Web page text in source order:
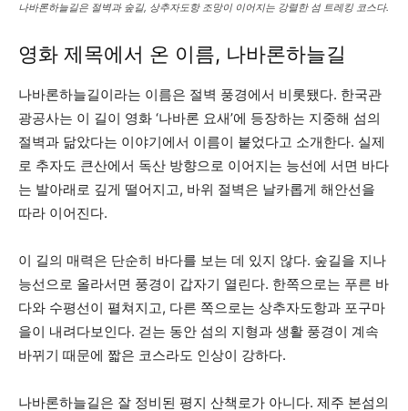
나바론하늘길은 절벽과 숲길, 상추자도항 조망이 이어지는 강렬한 섬 트레킹 코스다.
영화 제목에서 온 이름, 나바론하늘길
나바론하늘길이라는 이름은 절벽 풍경에서 비롯됐다. 한국관
광공사는 이 길이 영화 ‘나바론 요새’에 등장하는 지중해 섬의
절벽과 닮았다는 이야기에서 이름이 붙었다고 소개한다. 실제
로 추자도 큰산에서 독산 방향으로 이어지는 능선에 서면 바다
는 발아래로 깊게 떨어지고, 바위 절벽은 날카롭게 해안선을
따라 이어진다.
이 길의 매력은 단순히 바다를 보는 데 있지 않다. 숲길을 지나
능선으로 올라서면 풍경이 갑자기 열린다. 한쪽으로는 푸른 바
다와 수평선이 펼쳐지고, 다른 쪽으로는 상추자도항과 포구마
을이 내려다보인다. 걷는 동안 섬의 지형과 생활 풍경이 계속
바뀌기 때문에 짧은 코스라도 인상이 강하다.
나바론하늘길은 잘 정비된 평지 산책로가 아니다. 제주 본섬의